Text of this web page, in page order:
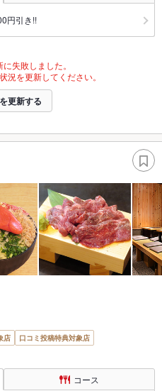
円引き!!
失敗しました。
況を更新してください。
更新する
店
口コミ投稿特典対象店
コース